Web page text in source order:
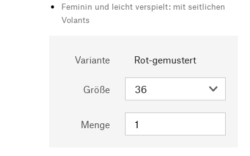
Feminin und leicht verspielt: mit seitlichen
Volants
Variante Rot-gemustert
Größe
Menge